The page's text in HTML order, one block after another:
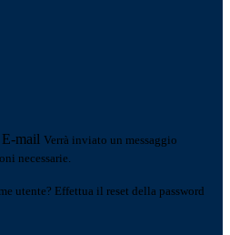
E-mail Verrà inviato un messaggio
necessarie.
utente? Effettua il reset della password